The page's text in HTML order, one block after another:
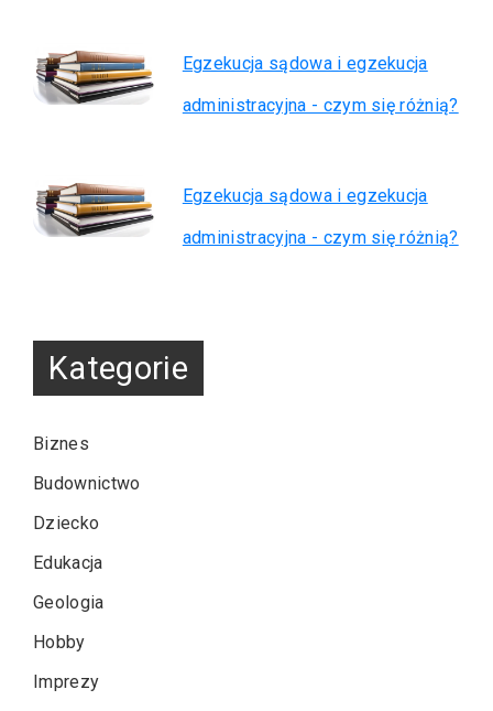
Egzekucja sądowa i egzekucja
administracyjna - czym się różnią?
Egzekucja sądowa i egzekucja
administracyjna - czym się różnią?
Kategorie
Biznes
Budownictwo
Dziecko
Edukacja
Geologia
Hobby
Imprezy